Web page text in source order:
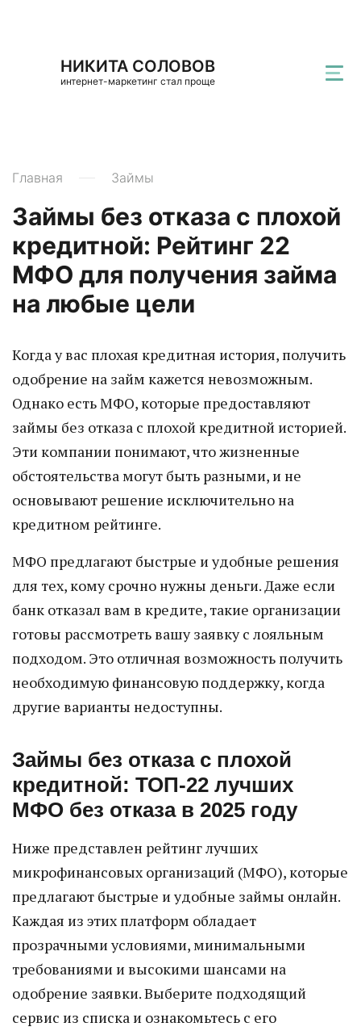
НИКИТА СОЛОВОВ
интернет-маркетинг стал проще
Главная Займы
Займы без отказа с плохой
кредитной: Рейтинг 22
МФО для получения займа
на любые цели
Когда у вас плохая кредитная история, получить
одобрение на займ кажется невозможным.
Однако есть МФО, которые предоставляют
займы без отказа с плохой кредитной историей.
Эти компании понимают, что жизненные
обстоятельства могут быть разными, и не
основывают решение исключительно на
кредитном рейтинге.
МФО предлагают быстрые и удобные решения
для тех, кому срочно нужны деньги. Даже если
банк отказал вам в кредите, такие организации
готовы рассмотреть вашу заявку с лояльным
подходом. Это отличная возможность получить
необходимую финансовую поддержку, когда
другие варианты недоступны.
Займы без отказа с плохой
кредитной: ТОП-22 лучших
МФО без отказа в 2025 году
Ниже представлен рейтинг лучших
микрофинансовых организаций (МФО), которые
предлагают быстрые и удобные займы онлайн.
Каждая из этих платформ обладает
прозрачными условиями, минимальными
требованиями и высокими шансами на
одобрение заявки. Выберите подходящий
сервис из списка и ознакомьтесь с его